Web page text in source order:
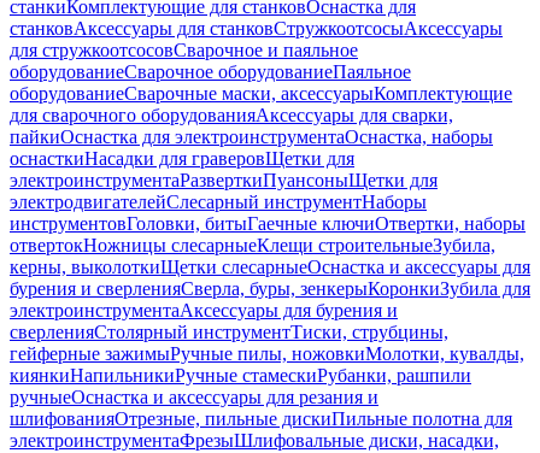
станкиКомплектующие для станковОснастка для
станковАксессуары для станковСтружкоотсосыАксессуары
для стружкоотсосовСварочное и паяльное
оборудованиеСварочное оборудованиеПаяльное
оборудованиеСварочные маски, аксессуарыКомплектующие
для сварочного оборудованияАксессуары для сварки,
пайкиОснастка для электроинструментаОснастка, наборы
оснасткиНасадки для граверовЩетки для
электроинструментаРазверткиПуансоныЩетки для
электродвигателейСлесарный инструментНаборы
инструментовГоловки, битыГаечные ключиОтвертки, наборы
отвертокНожницы слесарныеКлещи строительныеЗубила,
керны, выколоткиЩетки слесарныеОснастка и аксессуары для
бурения и сверленияСверла, буры, зенкерыКоронкиЗубила для
электроинструментаАксессуары для бурения и
сверленияСтолярный инструментТиски, струбцины,
гейферные зажимыРучные пилы, ножовкиМолотки, кувалды,
киянкиНапильникиРучные стамескиРубанки, рашпили
ручныеОснастка и аксессуары для резания и
шлифованияОтрезные, пильные дискиПильные полотна для
электроинструментаФрезыШлифовальные диски, насадки,